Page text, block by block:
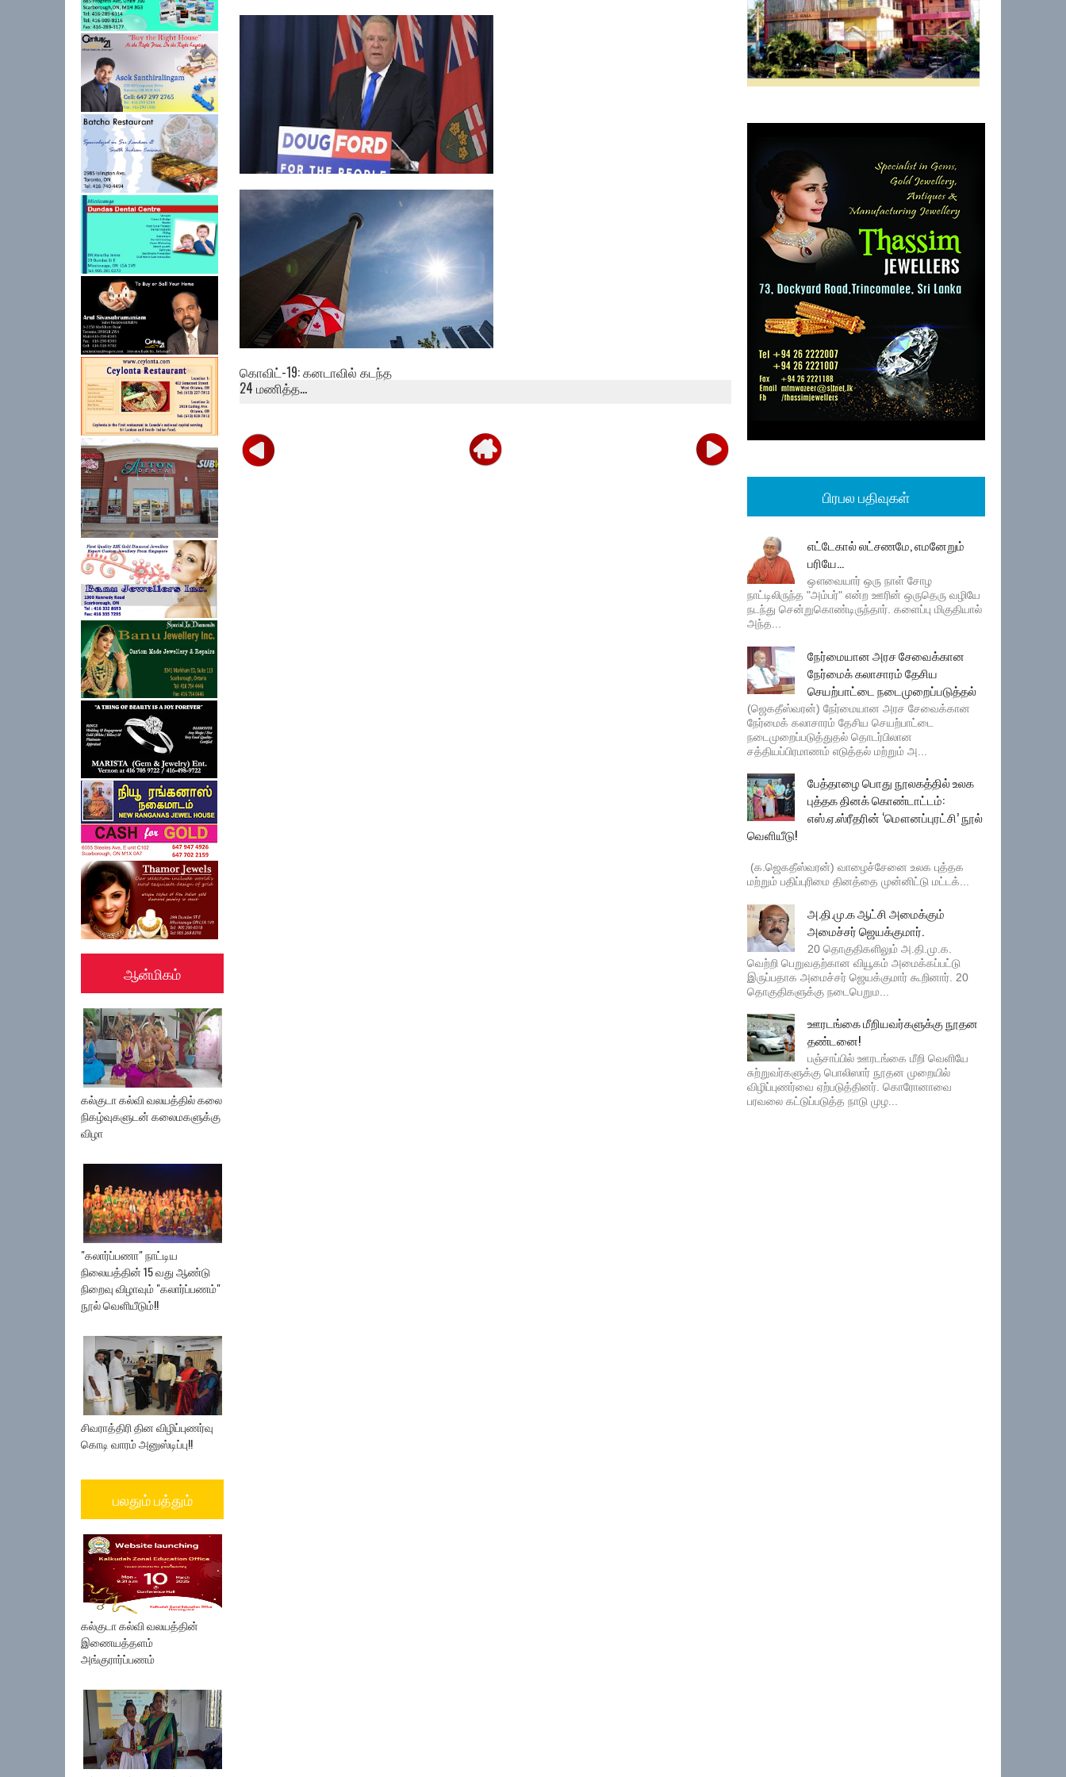
ஆன்மிகம்
கல்குடா கல்வி வலயத்தில் கலை
நிகழ்வுகளுடன் கலைமகளுக்கு
விழா
"கலார்ப்பணா" நாட்டிய
நிலையத்தின் 15 வது ஆண்டு
நிறைவு விழாவும் "கலார்ப்பணம்"
நூல் வெளியீடும்!!
சிவராத்திரி தின விழிப்புணர்வு
கொடி வாரம் அனுஸ்டிப்பு!!
பலதும் பத்தும்
கல்குடா கல்வி வலயத்தின்
இணையத்தளம்
அங்குரார்ப்பணம்
கொரோனா தொற்றாளர்களின்
எண்ணிக்கையில்...
கொவிட்-19 தடுப்பூசி:
ஒன்றாரியோவுக்க...
கொவிட்-19: கனடாவில் கடந்த
24 மணித்த...
பிரபல பதிவுகள்
எட்டேகால் லட்சணமே, எமனேறும்
பரியே...
ஔவையார் ஒரு நாள் சோழ
நாட்டிலிருந்த "அம்பர்" என்ற ஊரின் ஒருதெரு வழியே
நடந்து சென்றுகொண்டிருந்தார். களைப்பு மிகுதியால்
அந்த...
நேர்மையான அரச சேவைக்கான
நேர்மைக் கலாசாரம் தேசிய
செயற்பாட்டை நடைமுறைப்படுத்தல்
(ஜெகதீஸ்வரன்) நேர்மையான அரச சேவைக்கான
நேர்மைக் கலாசாரம் தேசிய செயற்பாட்டை
நடைமுறைப்படுத்துதல் தொடர்பிலான
சத்தியப்பிரமாணம் எடுத்தல் மற்றும் அ...
பேத்தாழை பொது நூலகத்தில் உலக
புத்தக தினக் கொண்டாட்டம்:
எஸ்.ஏ.ஸ்ரீதரின் ‘மௌனப்புரட்சி’ நூல்
வெளியீடு!
(க.ஜெகதீஸ்வரன்) வாழைச்சேனை உலக புத்தக
மற்றும் பதிப்புரிமை தினத்தை முன்னிட்டு மட்டக்...
அ.தி.மு.க ஆட்சி அமைக்கும்
அமைச்சர் ஜெயக்குமார்.
20 தொகுதிகளிலும் அ.தி.மு.க.
வெற்றி பெறுவதற்கான வியூகம் அமைக்கப்பட்டு
இருப்பதாக அமைச்சர் ஜெயக்குமார் கூறினார். 20
தொகுதிகளுக்கு நடைபெறும...
ஊரடங்கை மீறியவர்களுக்கு நூதன
தண்டனை!
பஞ்சாப்பில் ஊரடங்கை மீறி வெளியே
சுற்றுவர்களுக்கு பொலிஸார் நூதன முறையில்
விழிப்புணர்வை ஏற்படுத்தினர். கொரோனாவை
பரவலை கட்டுப்படுத்த நாடு முழ...